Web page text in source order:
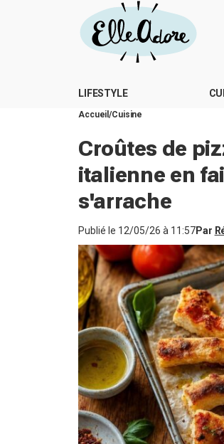
LIFESTYLE
Accueil Cuisine
Croûtes de
italienne en
s'arrache
Publié le 12/05/26 à 11:57Par